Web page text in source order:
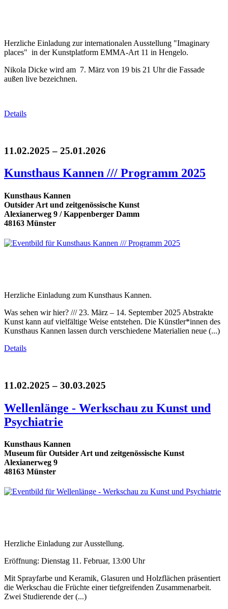
Herzliche Einladung zur internationalen Ausstellung "Imaginary
places" in der Kunstplatform EMMA-Art 11 in Hengelo.
Nikola Dicke wird am 7. März von 19 bis 21 Uhr die Fassade
außen live bezeichnen.
Details
11.02.2025 – 25.01.2026
Kunsthaus Kannen /// Programm 2025
Kunsthaus Kannen
Outsider Art und zeitgenössische Kunst
Alexianerweg 9 / Kappenberger Damm
48163 Münster
Herzliche Einladung zum Kunsthaus Kannen.
Was sehen wir hier? /// 23. März – 14. September 2025 Abstrakte
Kunst kann auf vielfältige Weise entstehen. Die Künstler*innen des
Kunsthaus Kannen lassen durch verschiedene Materialien neue (...)
Details
11.02.2025 – 30.03.2025
Wellenlänge - Werkschau zu Kunst und
Psychiatrie
Kunsthaus Kannen
Museum für Outsider Art und zeitgenössische Kunst
Alexianerweg 9
48163 Münster
Herzliche Einladung zur Ausstellung.
Eröffnung: Dienstag 11. Februar, 13:00 Uhr
Mit Sprayfarbe und Keramik, Glasuren und Holzflächen präsentiert
die Werkschau die Früchte einer tiefgreifenden Zusammenarbeit.
Zwei Studierende der (...)